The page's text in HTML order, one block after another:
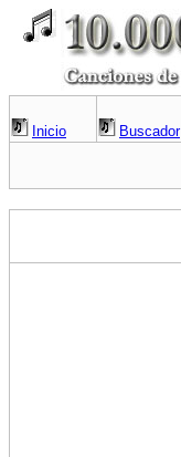
Inicio Buscador